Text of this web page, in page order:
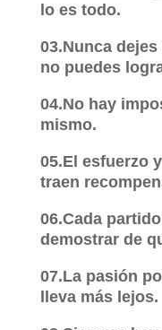
lo es todo.
03.Nunca
no puedes
04.No hay
mismo.
05.El esfuerzo
traen
06.Cada
demostrar de
07.La pasión
lleva más lejos.